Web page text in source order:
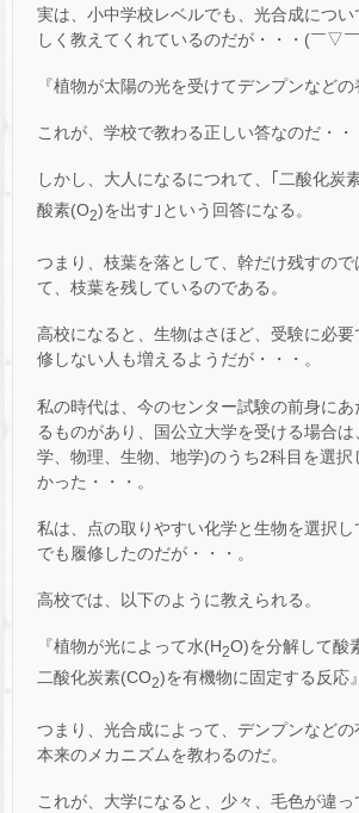
実は、小中学校レベルでも、光合成につ
しく教えてくれているのだが・・・(￣▽
『植物が太陽の光を受けてデンプンなどの
これが、学校で教わる正しい答なのだ・・
しかし、大人になるにつれて、｢二酸化炭
酸素(O2)を出す｣という回答になる。
つまり、枝葉を落として、幹だけ残すので
て、枝葉を残しているのである。
高校になると、生物はさほど、受験に必
修しない人も増えるようだが・・・。
私の時代は、今のセンター試験の前身に
るものがあり、国公立大学を受ける場合
学、物理、生物、地学)のうち2科目を選択
かった・・・。
私は、点の取りやすい化学と生物を選択
でも履修したのだが・・・。
高校では、以下のように教えられる。
『植物が光によって水(H2O)を分解して酸
二酸化炭素(CO2)を有機物に固定する反応』
つまり、光合成によって、デンプンなど
本来のメカニズムを教わるのだ。
これが、大学になると、少々、毛色が違っ